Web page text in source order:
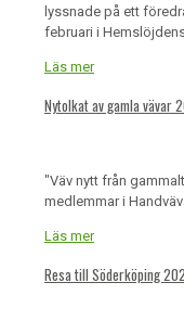
lyssnade på ett
februari i
Läs mer
Nytolkat av gamla vävar
"Väv nytt från
medlemmar i
Läs mer
Resa till Söderköping